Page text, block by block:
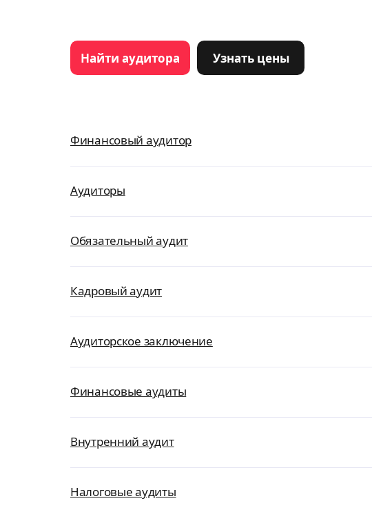
Найти аудитора Узнать цены
Финансовый аудитор
Аудиторы
Обязательный аудит
Кадровый аудит
Аудиторское заключение
Финансовые аудиты
Внутренний аудит
Налоговые аудиты